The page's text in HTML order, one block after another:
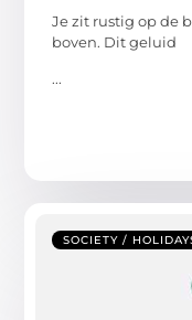
Je zit rustig op de
boven. Dit geluid
...
SOCIETY /